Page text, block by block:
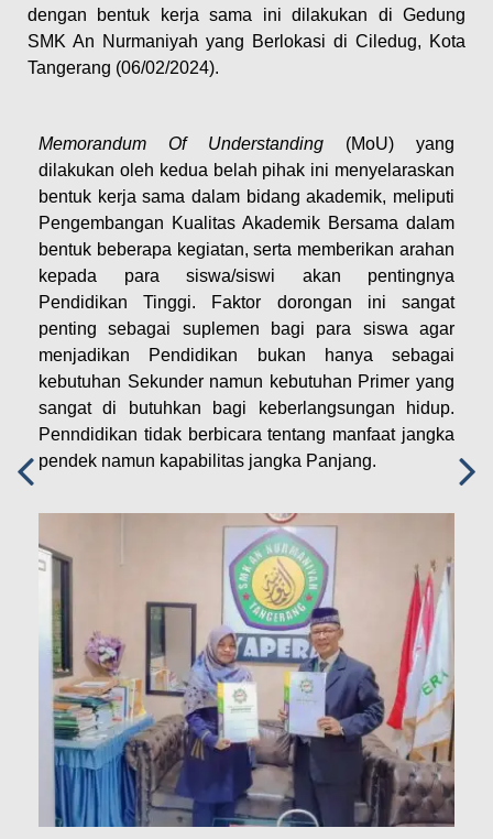
dengan bentuk kerja sama ini dilakukan di Gedung
SMK An Nurmaniyah yang Berlokasi di Ciledug, Kota
Tangerang (06/02/2024).
Memorandum Of Understanding (MoU) yang
dilakukan oleh kedua belah pihak ini menyelaraskan
bentuk kerja sama dalam bidang akademik, meliputi
Pengembangan Kualitas Akademik Bersama dalam
bentuk beberapa kegiatan, serta memberikan arahan
kepada para siswa/siswi akan pentingnya
Pendidikan Tinggi. Faktor dorongan ini sangat
penting sebagai suplemen bagi para siswa agar
menjadikan Pendidikan bukan hanya sebagai
kebutuhan Sekunder namun kebutuhan Primer yang
sangat di butuhkan bagi keberlangsungan hidup.
Penndidikan tidak berbicara tentang manfaat jangka
pendek namun kapabilitas jangka Panjang.